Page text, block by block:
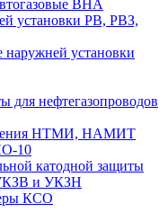
ВНА
установки РВ, РВЗ,
наружней установки
для нефтегазопроводов
НТМИ, НАМИТ
10
катодной защиты
УКЗВ и УКЗН
КСО